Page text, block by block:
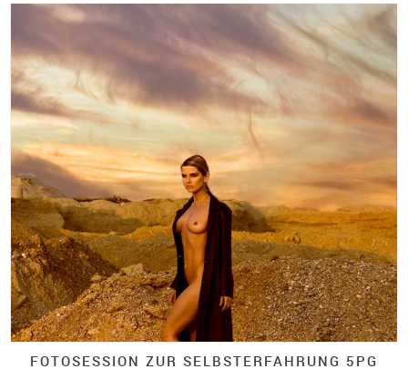
FOTOSESSION ZUR SELBSTERFAHRUNG 5PG